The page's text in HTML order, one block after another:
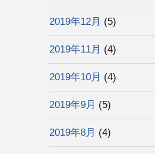
2019年12月 (5)
2019年11月 (4)
2019年10月 (4)
2019年9月 (5)
2019年8月 (4)